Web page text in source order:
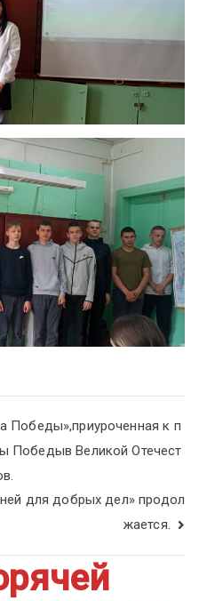
Победы»,приуроченная к п
Победыв Великой Отечест
для добрых дел» продол
жается.